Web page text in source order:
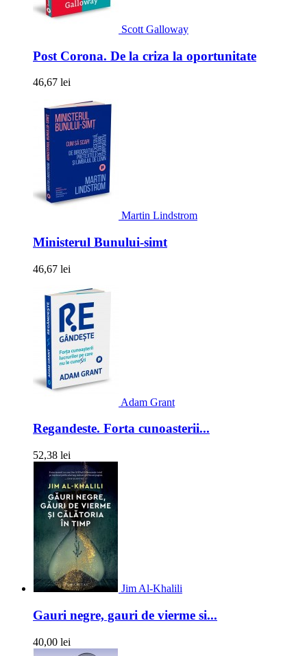
Scott Galloway
Post Corona. De la criza la oportunitate
46,67 lei
Martin Lindstrom
Ministerul Bunului-simt
46,67 lei
Adam Grant
Regandeste. Forta cunoasterii...
52,38 lei
Jim Al-Khalili
Gauri negre, gauri de vierme si...
40,00 lei